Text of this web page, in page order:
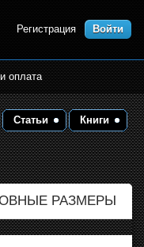
Регистрация Войти
оплата
Статьи Книги
РАЗМЕРЫ